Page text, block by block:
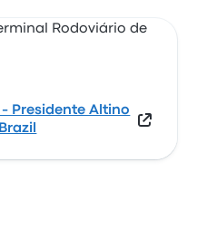
- Presidente Altino